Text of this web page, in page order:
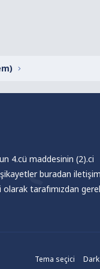
4.cü maddesinin (2).ci
şikayetler buradan
tarafımızdan
Tema seçici